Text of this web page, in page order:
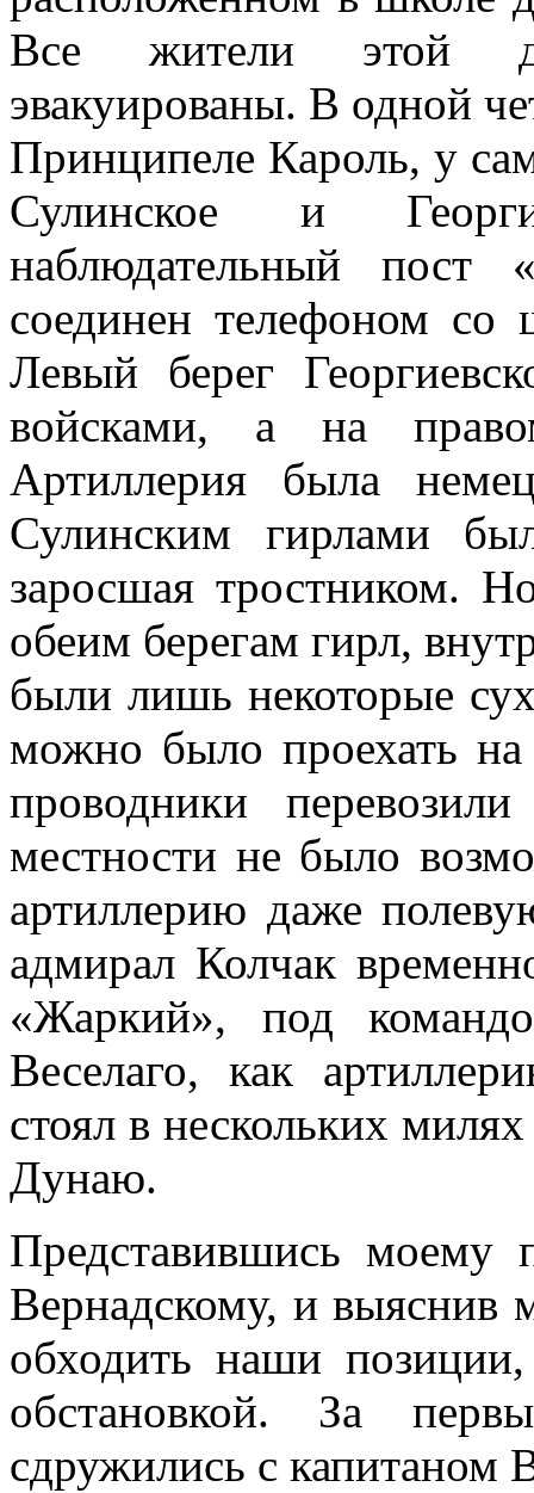
Все жители этой
эвакуированы. В одной
Принципеле Кароль, у
Сулинское и
наблюдательный
соединен телефоном
Левый берег
войсками, а на
Артиллерия была
Сулинским гирлами
заросшая тростником.
обеим берегам гирл,
были лишь некоторые
можно было проехать
проводники
местности не было
артиллерию даже
адмирал Колчак
«Жаркий», под
Веселаго, как
стоял в нескольких
Дунаю.
Представившись моему
Вернадскому, и выяснив
обходить наши
обстановкой. За
сдружились с капитаном